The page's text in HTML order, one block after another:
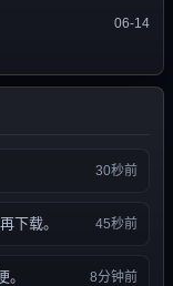
06-14
30秒前
下载。 45秒前
8分钟前